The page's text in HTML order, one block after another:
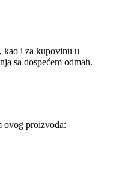
kao i za kupovinu u
sa dospećem odmah.
ovog proizvoda: